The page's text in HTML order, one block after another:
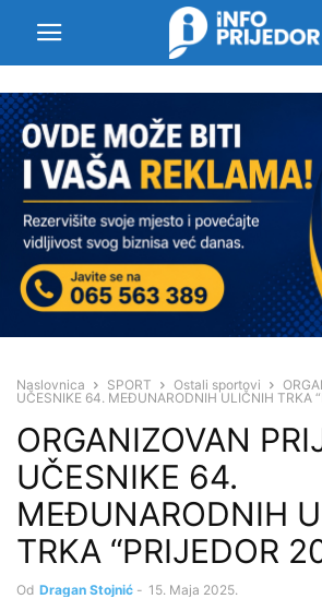
Naslovnica SPORT Ostali sportovi
UČESNIKE 64. MEĐUNARODNIH ULIČNIH TRKA
ORGANIZOVAN
UČESNIKE 64.
MEĐUNARODNIH
TRKA “PRIJEDOR
Od Dragan Stojnić - 15. Maja 2025.